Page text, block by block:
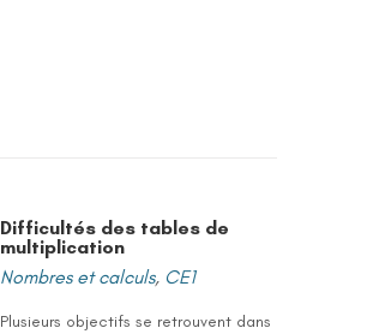
Difficultés des tables de
multiplication
Nombres et calculs, CE1
Plusieurs objectifs se retrouvent dans